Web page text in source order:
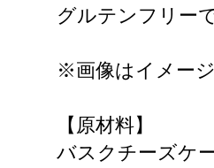
グルテンフリー
※画像はイメー
【原材料】
バスクチーズケ